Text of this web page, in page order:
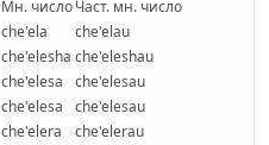
Мн. числоЧаст. мн. число
che'ela
che'elau
che'elesha che'eleshau
che'elesa
che'elesau
che'elesa
che'elesau
che'elera
che'elerau